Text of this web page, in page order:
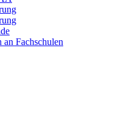
Fachschulen